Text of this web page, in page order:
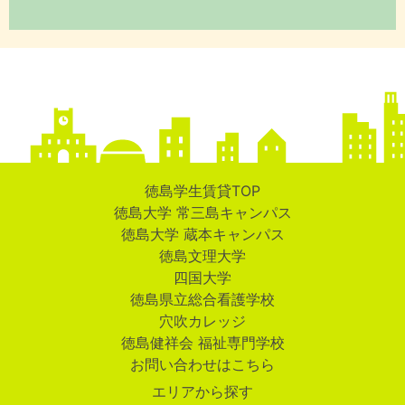
徳島学生賃貸TOP
徳島大学 常三島キャンパス
徳島大学 蔵本キャンパス
徳島文理大学
四国大学
徳島県立総合看護学校
穴吹カレッジ
徳島健祥会 福祉専門学校
お問い合わせはこちら
エリアから探す